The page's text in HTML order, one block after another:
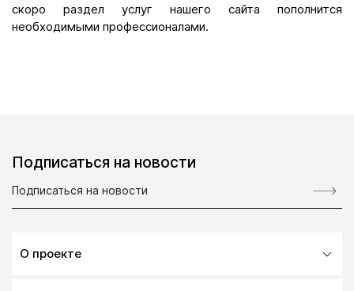
скоро раздел услуг нашего сайта пополнится
необходимыми профессионалами.
Подписаться на новости
О проекте